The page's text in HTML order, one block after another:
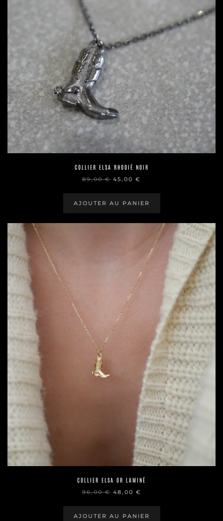
COLLIER ELSA RHODIÉ NOIR
89,00€ LE
INITIAL
ÉTAIT :
45,00 €
ACTUEL
EST :
AJOUTER AU PANIER
COLLIER ELSA OR LAMINÉ
96,00€ LE
INITIAL
ÉTAIT :
48,00 €
ACTUEL
EST :
AJOUTER AU PANIER